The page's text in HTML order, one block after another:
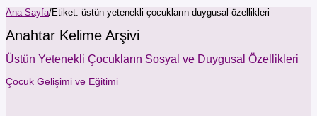
Ana Sayfa/Etiket: üstün yetenekli çocukların duygusal özellikleri
Anahtar Kelime Arşivi
Üstün Yetenekli Çocukların Sosyal ve Duygusal Özellikleri
Çocuk Gelişimi ve Eğitimi